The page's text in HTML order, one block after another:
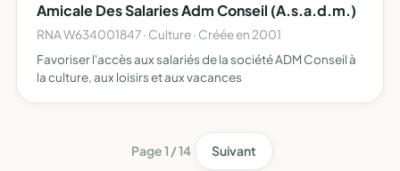
Amicale Des Salaries Adm Conseil (A.s.a.d.m.)
RNA W634001847 · Culture · Créée en 2001
Favoriser l'accès aux salariés de la société ADM Conseil à
la culture, aux loisirs et aux vacances
Page 1 / 14 Suivant